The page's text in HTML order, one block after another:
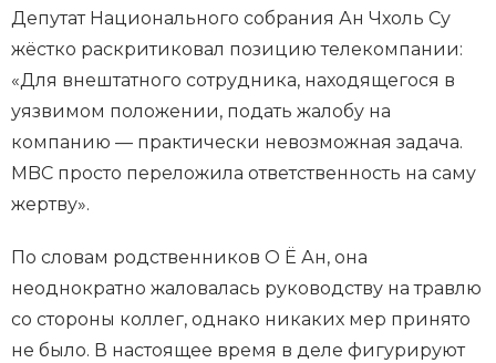
Депутат Национального собрания Ан Чхоль Су
жёстко раскритиковал позицию телекомпании:
«Для внештатного сотрудника, находящегося в
уязвимом положении, подать жалобу на
компанию — практически невозможная задача.
MBC просто переложила ответственность на саму
жертву».
По словам родственников О Ё Ан, она
неоднократно жаловалась руководству на травлю
со стороны коллег, однако никаких мер принято
не было. В настоящее время в деле фигурируют